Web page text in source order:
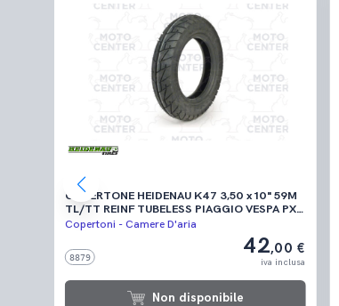
COPERTONE HEIDENAU K47 3,50 x 10" 59M
TL/TT REINF TUBELESS PIAGGIO VESPA PX -
T5 125 - TS - GL - GTR - SPRINT - RALLY -
Copertoni - Camere D'aria
8879 42,00 €
iva inclusa
Non disponibile